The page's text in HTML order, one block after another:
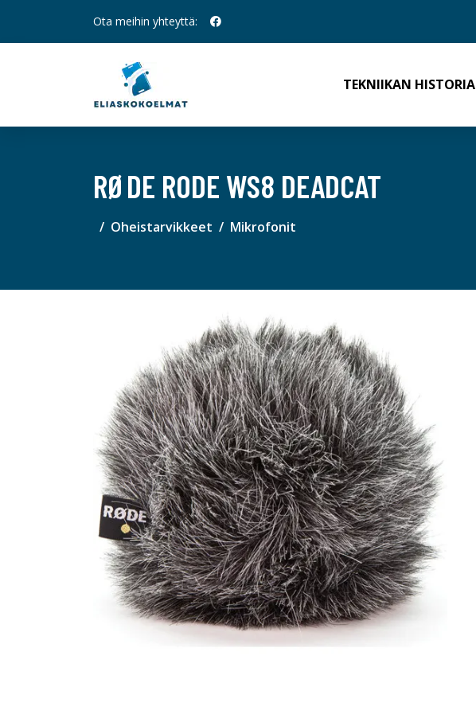
Ota meihin yhteyttä:
TEKNIIKAN HISTORIA
RØDE RODE WS8 DEADCAT
Oheistarvikkeet Mikrofonit